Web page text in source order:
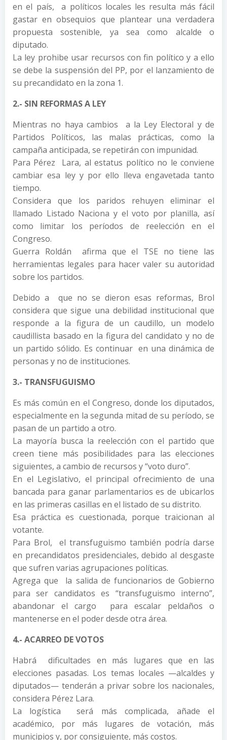
en el país, a políticos locales les resulta más fácil
gastar en obsequios que plantear una verdadera
propuesta sostenible, ya sea como alcalde o
diputado.
La ley prohibe usar recursos con fin político y a ello
se debe la suspensión del PP, por el lanzamiento de
su precandidato en la zona 1.
2.- SIN REFORMAS A LEY
Mientras no haya cambios a la Ley Electoral y de
Partidos Políticos, las malas prácticas, como la
campaña anticipada, se repetirán con impunidad.
Para Pérez Lara, al estatus político no le conviene
cambiar esa ley y por ello lleva engavetada tanto
tiempo.
Considera que los paridos rehuyen eliminar el
llamado Listado Naciona y el voto por planilla, así
como limitar los períodos de reelección en el
Congreso.
Guerra Roldán afirma que el TSE no tiene las
herramientas legales para hacer valer su autoridad
sobre los partidos.
Debido a que no se dieron esas reformas, Brol
considera que sigue una debilidad institucional que
responde a la figura de un caudillo, un modelo
caudillista basado en la figura del candidato y no de
un partido sólido. Es continuar en una dinámica de
personas y no de instituciones.
3.- TRANSFUGUISMO
Es más común en el Congreso, donde los diputados,
especialmente en la segunda mitad de su período, se
pasan de un partido a otro.
La mayoría busca la reelección con el partido que
creen tiene más posibilidades para las elecciones
siguientes, a cambio de recursos y “voto duro”.
En el Legislativo, el principal ofrecimiento de una
bancada para ganar parlamentarios es de ubicarlos
en las primeras casillas en el listado de su distrito.
Esa práctica es cuestionada, porque traicionan al
votante.
Para Brol, el transfuguismo también podría darse
en precandidatos presidenciales, debido al desgaste
que sufren varias agrupaciones políticas.
Agrega que la salida de funcionarios de Gobierno
para ser candidatos es “transfuguismo interno”,
abandonar el cargo para escalar peldaños o
mantenerse en el poder desde otra área.
4.- ACARREO DE VOTOS
Habrá dificultades en más lugares que en las
elecciones pasadas. Los temas locales —alcaldes y
diputados— tenderán a privar sobre los nacionales,
considera Pérez Lara.
La logística será más complicada, añade el
académico, por más lugares de votación, más
municipios y, por consiguiente, más costos.